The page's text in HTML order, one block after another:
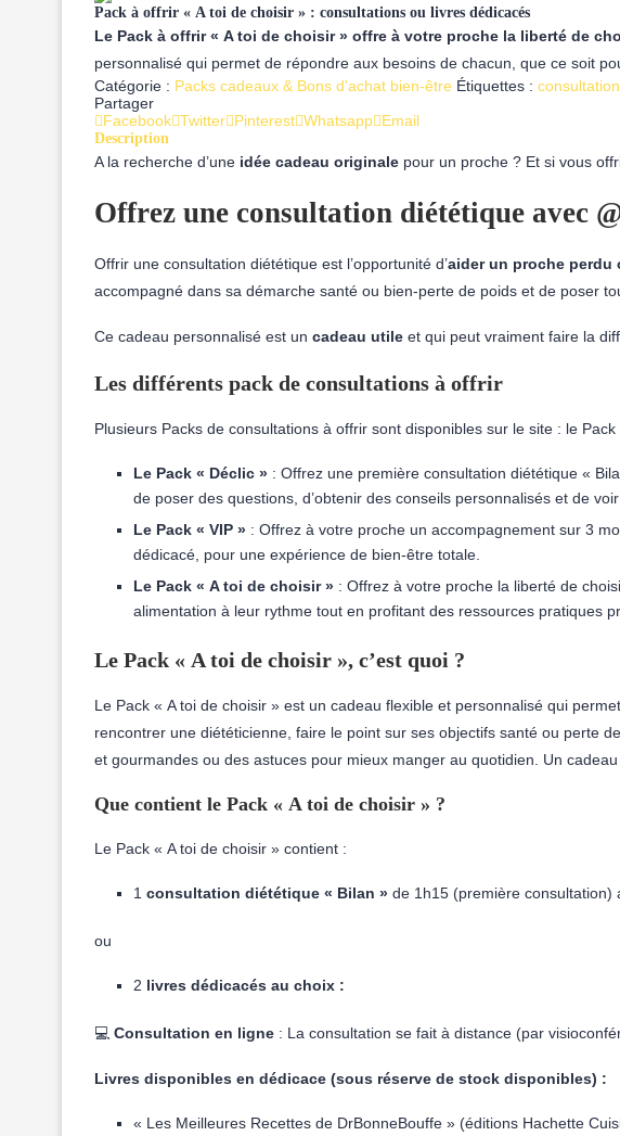
Pack à offrir « A toi de choisir » : consultations ou livres dédicacés
Le Pack à offrir « A toi de choisir » offre à votre proche la liberté de
personnalisé qui permet de répondre aux besoins de chacun, que ce soit
Catégorie : Packs cadeaux & Bons d'achat bien-être Étiquettes :
Partager
Facebook Twitter Pinterest Whatsapp Email
Description
A la recherche d’une idée cadeau originale pour un proche ? Et si vous
Offrez une consultation diététique avec
Offrir une consultation diététique est l’opportunité d’aider un proche perdu
accompagné dans sa démarche santé ou bien-perte de poids et de poser
Ce cadeau personnalisé est un cadeau utile et qui peut vraiment faire la
Les différents pack de consultations à offrir
Plusieurs Packs de consultations à offrir sont disponibles sur le site : le
Le Pack « Déclic » : Offrez une première consultation diététique «
de poser des questions, d’obtenir des conseils personnalisés et de
Le Pack « VIP » : Offrez à votre proche un accompagnement sur 3
dédicacé, pour une expérience de bien-être totale.
Le Pack « A toi de choisir » : Offrez à votre proche la liberté de
alimentation à leur rythme tout en profitant des ressources pratiques
Le Pack « A toi de choisir », c’est quoi ?
Le Pack « A toi de choisir » est un cadeau flexible et personnalisé qui
rencontrer une diététicienne, faire le point sur ses objectifs santé ou perte
et gourmandes ou des astuces pour mieux manger au quotidien. Un
Que contient le Pack « A toi de choisir » ?
Le Pack « A toi de choisir » contient :
1 consultation diététique « Bilan » de 1h15 (première consultation)
ou
2 livres dédicacés au choix :
💻 Consultation en ligne : La consultation se fait à distance (par
Livres disponibles en dédicace (sous réserve de stock disponibles) :
« Les Meilleures Recettes de DrBonneBouffe » (éditions Hachette